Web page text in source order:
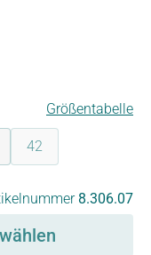
Größentabelle
ist zurzeit nicht
42(Diese Option ist
8.306.07